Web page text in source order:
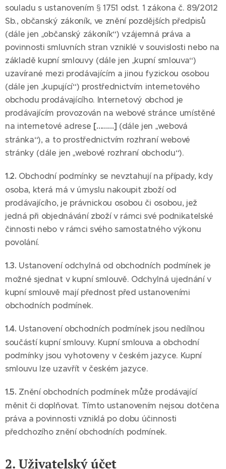
souladu s ustanovením § 1751 odst. 1 zákona č. 89/2012
Sb., občanský zákoník, ve znění pozdějších předpisů
(dále jen „občanský zákoník“) vzájemná práva a
povinnosti smluvních stran vzniklé v souvislosti nebo na
základě kupní smlouvy (dále jen „kupní smlouva“)
uzavírané mezi prodávajícím a jinou fyzickou osobou
(dále jen „kupující“) prostřednictvím internetového
obchodu prodávajícího. Internetový obchod je
prodávajícím provozován na webové stránce umístěné
na internetové adrese [………] (dále jen „webová
stránka“), a to prostřednictvím rozhraní webové
stránky (dále jen „webové rozhraní obchodu“).
1.2. Obchodní podmínky se nevztahují na případy, kdy
osoba, která má v úmyslu nakoupit zboží od
prodávajícího, je právnickou osobou či osobou, jež
jedná při objednávání zboží v rámci své podnikatelské
činnosti nebo v rámci svého samostatného výkonu
povolání.
1.3. Ustanovení odchylná od obchodních podmínek je
možné sjednat v kupní smlouvě. Odchylná ujednání v
kupní smlouvě mají přednost před ustanoveními
obchodních podmínek.
1.4. Ustanovení obchodních podmínek jsou nedílnou
součástí kupní smlouvy. Kupní smlouva a obchodní
podmínky jsou vyhotoveny v českém jazyce. Kupní
smlouvu lze uzavřít v českém jazyce.
1.5. Znění obchodních podmínek může prodávající
měnit či doplňovat. Tímto ustanovením nejsou dotčena
práva a povinnosti vzniklá po dobu účinnosti
předchozího znění obchodních podmínek.
2. Uživatelský účet